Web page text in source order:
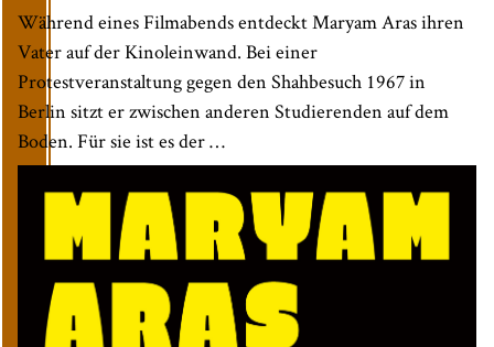
Während eines Filmabends entdeckt Maryam Aras ihren
Vater auf der Kinoleinwand. Bei einer
Protestveranstaltung gegen den Shahbesuch 1967 in
Berlin sitzt er zwischen anderen Studierenden auf dem
Boden. Für sie ist es der …